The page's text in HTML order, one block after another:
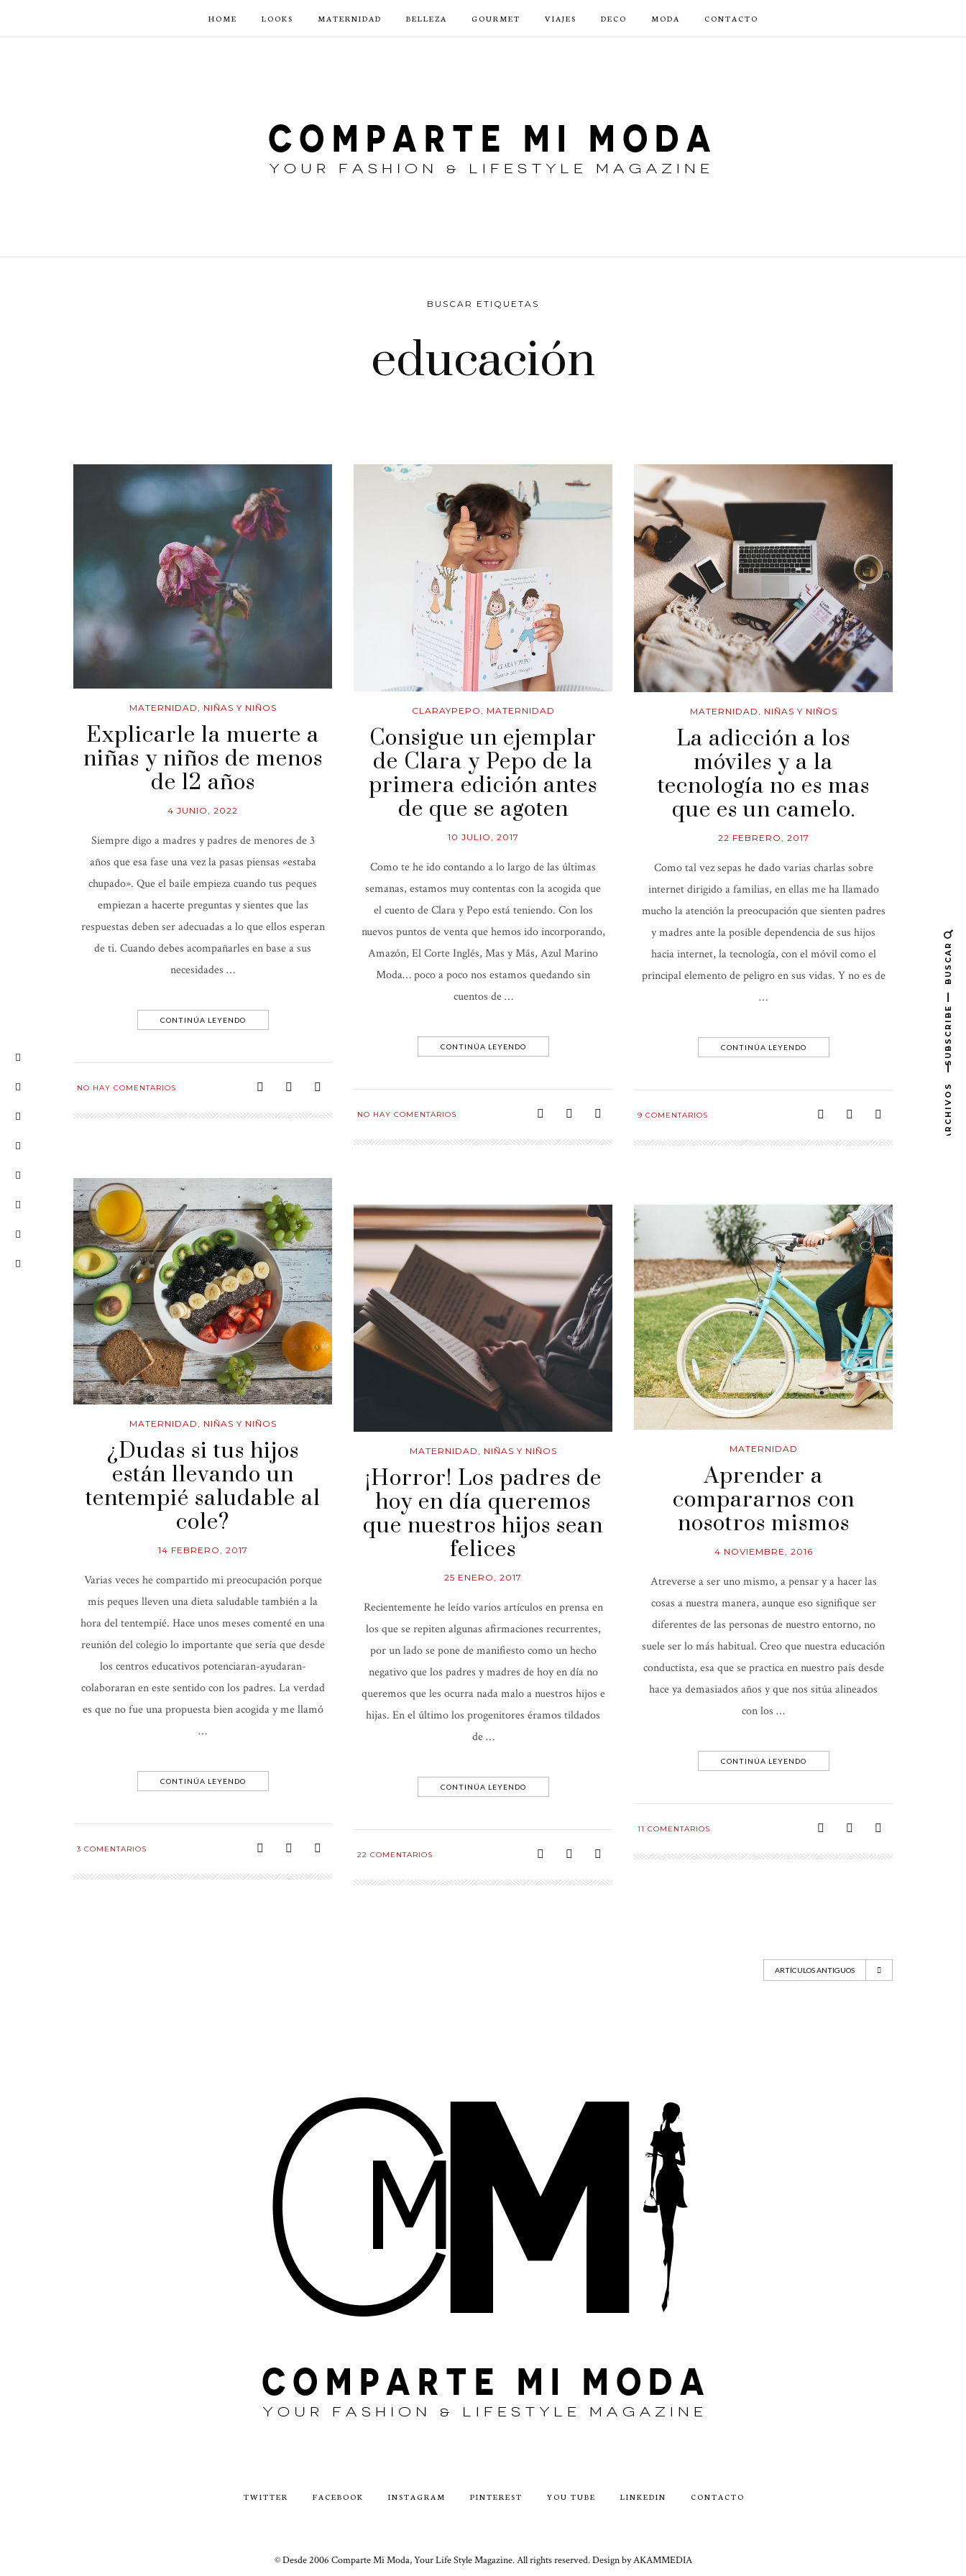
HOME LOOKS MATERNIDAD BELLEZA GOURMET VIAJES DECO MODA CONTACTO
BUSCAR ETIQUETAS
educación
MATERNIDAD, NIÑAS Y NIÑOS
Explicarle la muerte a
niñas y niños de menos
de 12 años
4 JUNIO, 2022
Siempre digo a madres y padres de menores de 3
años que esa fase una vez la pasas piensas «estaba
chupado». Que el baile empieza cuando tus peques
empiezan a hacerte preguntas y sientes que las
respuestas deben ser adecuadas a lo que ellos esperan
de ti. Cuando debes acompañarles en base a sus
necesidades …
CONTINÚA LEYENDO
NO HAY COMENTARIOS
CLARAYPEPO, MATERNIDAD
Consigue un ejemplar
de Clara y Pepo de la
primera edición antes
de que se agoten
10 JULIO, 2017
Como te he ido contando a lo largo de las últimas
semanas, estamos muy contentas con la acogida que
el cuento de Clara y Pepo está teniendo. Con los
nuevos puntos de venta que hemos ido incorporando,
Amazón, El Corte Inglés, Mas y Más, Azul Marino
Moda… poco a poco nos estamos quedando sin
cuentos de …
CONTINÚA LEYENDO
NO HAY COMENTARIOS
MATERNIDAD NIÑAS Y NIÑOS
La adicción a los
móviles y a la
tecnología no es mas
que es un camelo.
22 FEBRERO, 2017
Como tal vez sepas he dado varias charlas sobre
internet dirigido a familias, en ellas me ha llamado
mucho la atención la preocupación que sienten padres
y madres ante la posible dependencia de sus hijos
hacia internet, la tecnología, con el móvil como el
principal elemento de peligro en sus vidas. Y no es de
…
CONTINÚA LEYENDO
9 COMENTARIOS
MATERNIDAD, NIÑAS Y NIÑOS
¿Dudas si tus hijos
están llevando un
tentempié saludable al
cole?
14 FEBRERO, 2017
Varias veces he compartido mi preocupación porque
mis peques lleven una dieta saludable también a la
hora del tentempié. Hace unos meses comenté en una
reunión del colegio lo importante que sería que desde
los centros educativos potenciaran-ayudaran-
colaboraran en este sentido con los padres. La verdad
es que no fue una propuesta bien acogida y me llamó
…
CONTINÚA LEYENDO
3 COMENTARIOS
MATERNIDAD NIÑAS Y NIÑOS
¡Horror! Los padres de
hoy en día queremos
que nuestros hijos sean
felices
25 ENERO, 2017
Recientemente he leído varios artículos en prensa en
los que se repiten algunas afirmaciones recurrentes,
por un lado se pone de manifiesto como un hecho
negativo que los padres y madres de hoy en día no
queremos que les ocurra nada malo a nuestros hijos e
hijas. En el último los progenitores éramos tildados
de …
CONTINÚA LEYENDO
22 COMENTARIOS
MATERNIDAD
Aprender a
compararnos con
nosotros mismos
4 NOVIEMBRE, 2016
Atreverse a ser uno mismo, a pensar y a hacer las
cosas a nuestra manera, aunque eso signifique ser
diferentes de las personas de nuestro entorno, no
suele ser lo más habitual. Creo que nuestra educación
conductista, esa que se practica en nuestro país desde
hace ya demasiados años y que nos sitúa alineados
con los …
CONTINÚA LEYENDO
11 COMENTARIOS
ARTÍCULOS ANTIGUOS
BUSCAR
SUBSCRIBE
ARCHIVOS
TWITTER FACEBOOK INSTAGRAM PINTEREST YOU TUBE LINKEDIN CONTACTO
© Desde 2006 Comparte Mi Moda, Your Life Style Magazine. All rights reserved. Design by AKAMMEDIA